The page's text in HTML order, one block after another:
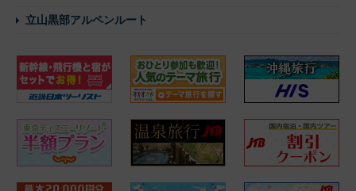
立山黒部アルペンルート